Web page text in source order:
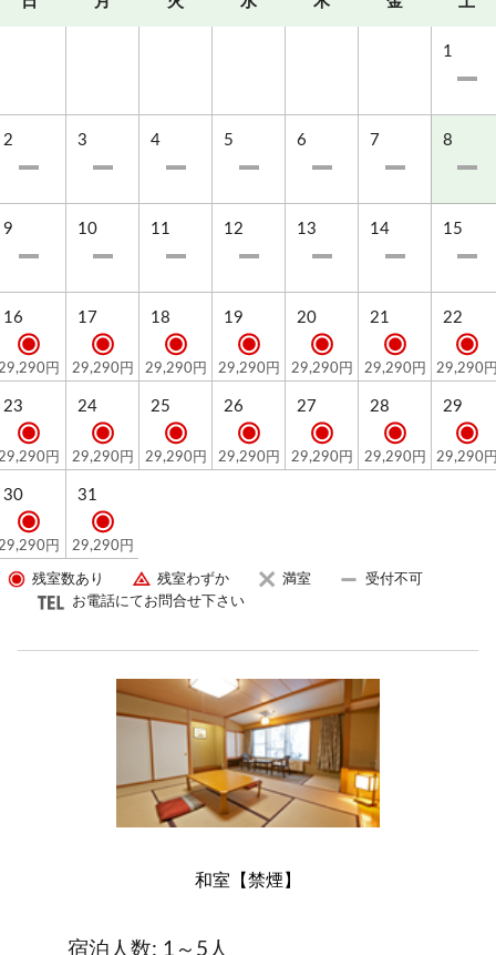
・朝食時間／7:30～9:00
≪その１自慢の温泉≫
・当館の中庭から汲み上げる、自家源泉かけ流し
・志賀高原最古の温泉
・野趣あふれる3種の湯船
≪その２志賀高原の自然満喫！≫
夏は大自然へトレッキングに出かけよう！
気軽な散策から本格的な登山までお楽しみ頂けます♪
冬はウィンタースポーツ三昧！
徒歩3分！ホームゲレンデ熊の湯スキー場がおすすめ！
≪その３館内施設も充実≫
・ロビーの喫茶店『笠岳』で淹れたてのコーヒーを♪
かわいい熊のイラスト入りオリジナルグッズも販売
※ご到着後の宿泊プラン変更には応じかねます。
ご予約時にご相談下さい。
1
2 3 4 5 6 7 8
9 10 11 12 13 14 15
16
円
17
29,290円
18
29,290円
19
29,290円
20
29,290円
21
29,290円
22
29,290
23
円
24
29,290円
25
29,290円
26
29,290円
27
29,290円
28
29,290円
29
29,290
30
円
31
29,290円
残室数あり 残室わずか 満室
受付不可
お電話にてお問合せ下さい
和室【禁煙】
宿泊人数: 1～5人